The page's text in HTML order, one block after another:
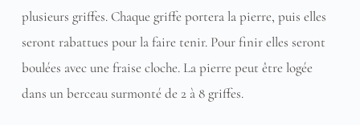
plusieurs griffes. Chaque griffe portera la pierre, puis elles
seront rabattues pour la faire tenir. Pour finir elles seront
boulées avec une fraise cloche. La pierre peut être logée
dans un berceau surmonté de 2 à 8 griffes.